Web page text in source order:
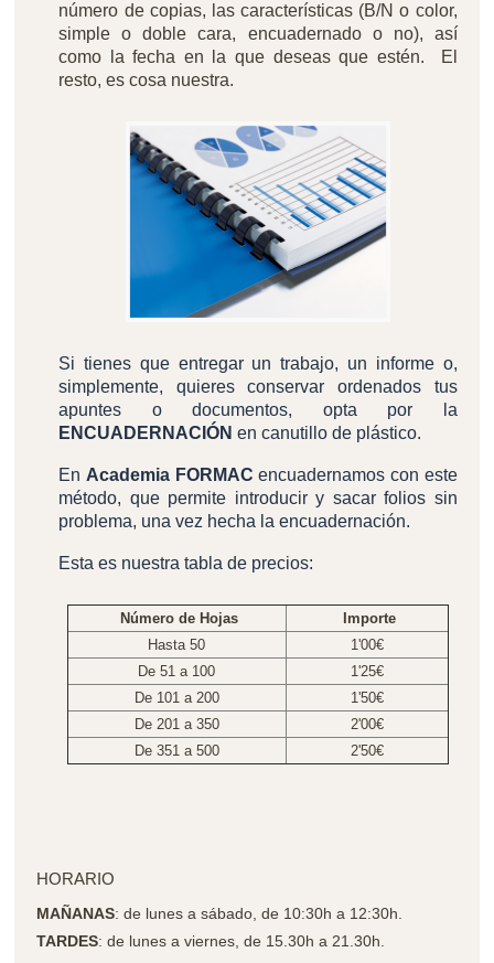
número de copias, las características (B/N o color,
simple o doble cara, encuadernado o no), así
como la fecha en la que deseas que estén. El
resto, es cosa nuestra.
Si tienes que entregar un trabajo, un informe o,
simplemente, quieres conservar ordenados tus
apuntes o documentos, opta por la
ENCUADERNACIÓN en canutillo de plástico.
En Academia FORMAC encuadernamos con este
método, que permite introducir y sacar folios sin
problema, una vez hecha la encuadernación.
Esta es nuestra tabla de precios:
Número de Hojas
Importe
Hasta 50
1'00€
De 51 a 100
1'25€
De 101 a 200
1'50€
De 201 a 350
2'00€
De 351 a 500
2'50€
HORARIO
MAÑANAS: de lunes a sábado, de 10:30h a 12:30h.
TARDES: de lunes a viernes, de 15.30h a 21.30h.